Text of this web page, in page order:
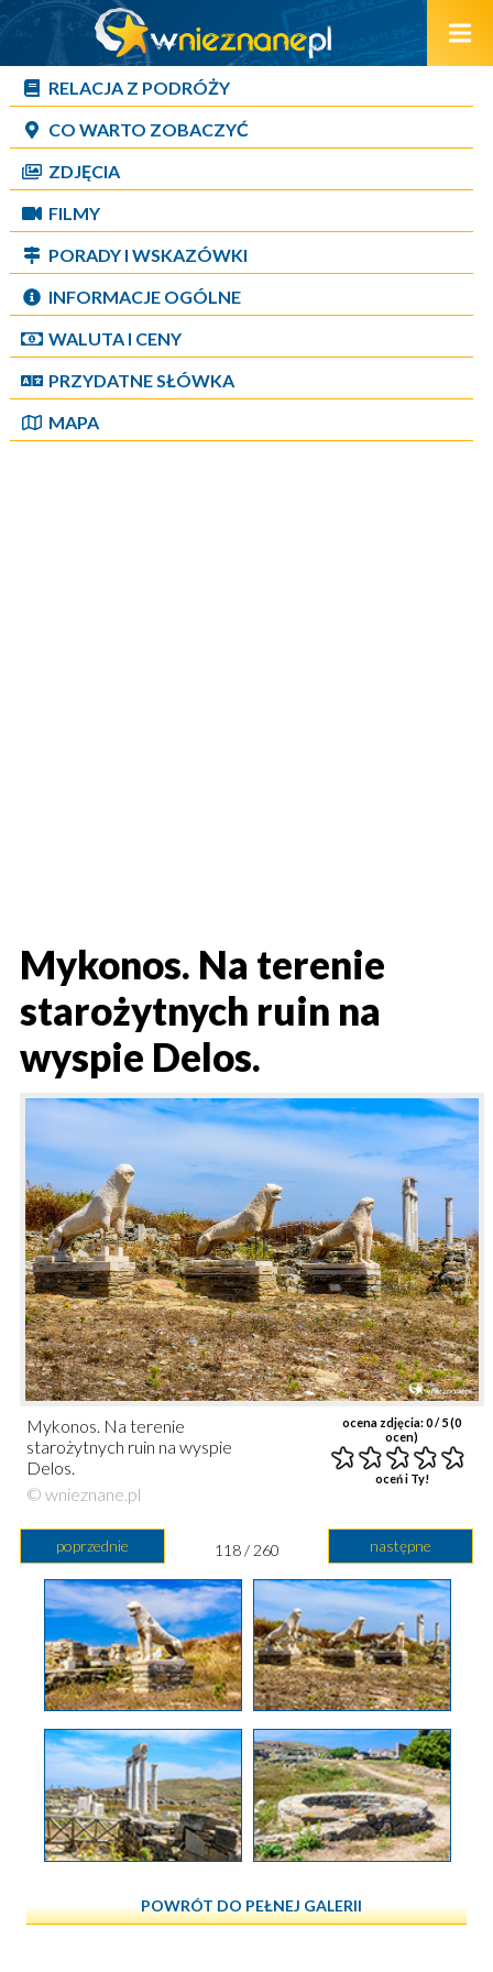
RELACJA Z PODRÓŻY
CO WARTO ZOBACZYĆ
ZDJĘCIA
FILMY
PORADY I WSKAZÓWKI
INFORMACJE OGÓLNE
WALUTA I CENY
PRZYDATNE SŁÓWKA
MAPA
Mykonos. Na terenie
starożytnych ruin na
wyspie Delos.
ocena zdjęcia:0/ 5 (0
ocen)
oceń i Ty!
Mykonos. Na terenie
starożytnych ruin na wyspie
Delos.
© wnieznane.pl
poprzednie następne
118 / 260
POWRÓT DO PEŁNEJ GALERII